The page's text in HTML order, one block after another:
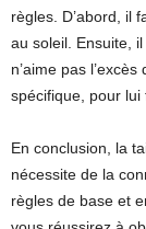
règles. D’abord, il
au soleil. Ensuite,
n’aime pas
spécifique, pour lui
En conclusion, la
nécessite de la
règles de base et